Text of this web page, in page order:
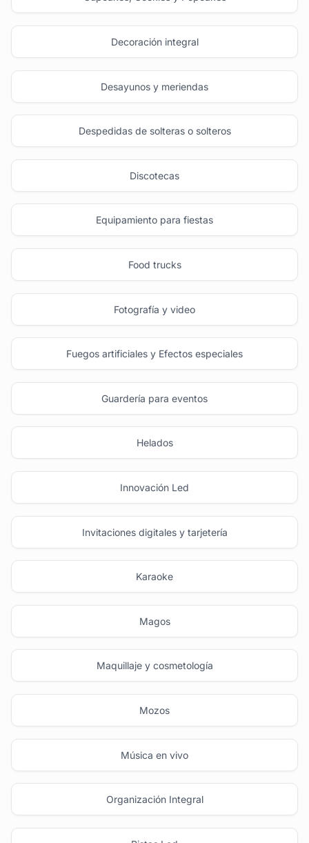
Decoración integral
Desayunos y meriendas
Despedidas de solteras o solteros
Discotecas
Equipamiento para fiestas
Food trucks
Fotografía y video
Fuegos artificiales y Efectos especiales
Guardería para eventos
Helados
Innovación Led
Invitaciones digitales y tarjetería
Karaoke
Magos
Maquillaje y cosmetología
Mozos
Música en vivo
Organización Integral